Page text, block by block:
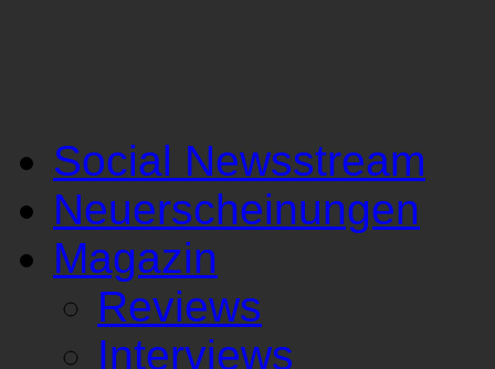
Social Newsstream
Neuerscheinungen
Magazin
Reviews
Interviews